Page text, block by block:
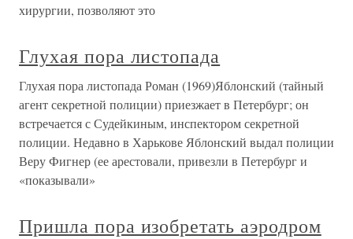
хирургии, позволяют это
Глухая пора листопада
Глухая пора листопада Роман (1969)Яблонский (тайный
агент секретной полиции) приезжает в Петербург; он
встречается с Судейкиным, инспектором секретной
полиции. Недавно в Харькове Яблонский выдал полиции
Веру Фигнер (ее арестовали, привезли в Петербург и
«показывали»
Пришла пора изобретать аэродром